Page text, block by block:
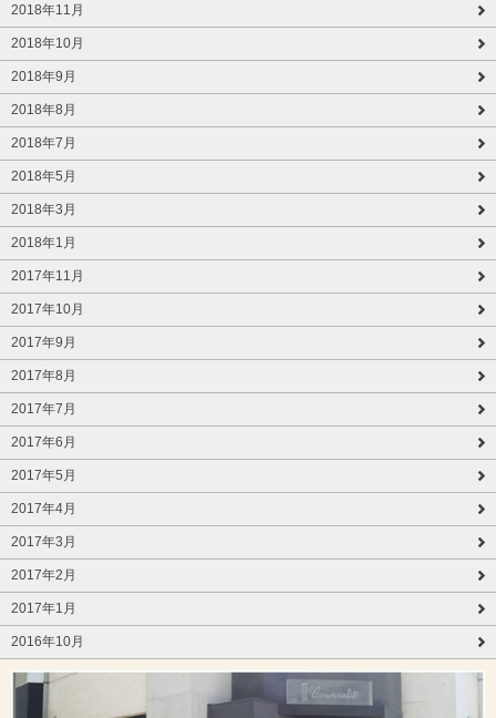
2018年11月
2018年10月
2018年9月
2018年8月
2018年7月
2018年5月
2018年3月
2018年1月
2017年11月
2017年10月
2017年9月
2017年8月
2017年7月
2017年6月
2017年5月
2017年4月
2017年3月
2017年2月
2017年1月
2016年10月